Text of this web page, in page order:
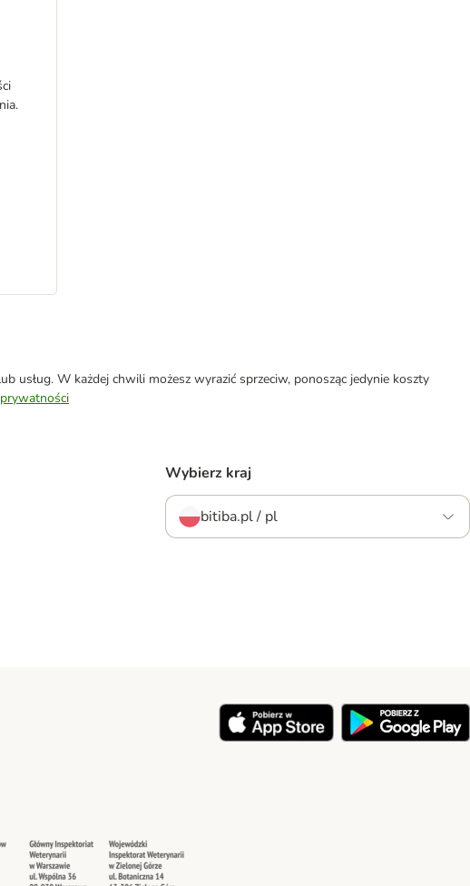
W każdej chwili możesz wyrazić sprzeciw, ponosząc jedynie koszty
Wybierz kraj
bitiba.pl / pl
Security Security